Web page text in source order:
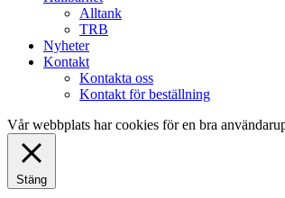
Alltank
TRB
Nyheter
Kontakt
Kontakta oss
Kontakt för beställning
Vår webbplats har cookies för en bra
Stäng